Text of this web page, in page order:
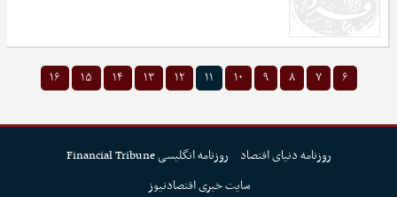
۶ ۷ ۸ ۹ ۱۰ ۱۱ ۱۲ ۱۳ ۱۴ ۱۵ ۱۶
روزنامه دنیای اقتصاد
روزنامه انگلیسی Financial Tribune
سایت خبری اقتصادنیوز